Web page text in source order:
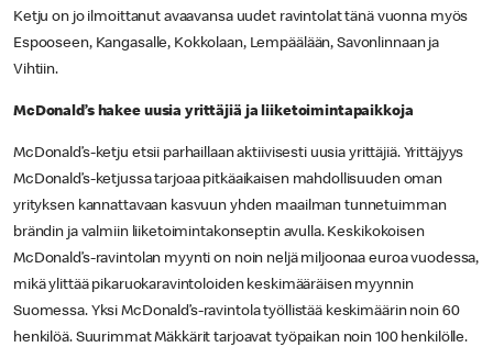
Ketju on jo ilmoittanut avaavansa uudet ravintolat tänä vuonna myös
Espooseen, Kangasalle, Kokkolaan, Lempäälään, Savonlinnaan ja
Vihtiin.
McDonald’s hakee uusia yrittäjiä ja liiketoimintapaikkoja
McDonald’s-ketju etsii parhaillaan aktiivisesti uusia yrittäjiä. Yrittäjyys
McDonald’s-ketjussa tarjoaa pitkäaikaisen mahdollisuuden oman
yrityksen kannattavaan kasvuun yhden maailman tunnetuimman
brändin ja valmiin liiketoimintakonseptin avulla. Keskikokoisen
McDonald’s-ravintolan myynti on noin neljä miljoonaa euroa vuodessa,
mikä ylittää pikaruokaravintoloiden keskimääräisen myynnin
Suomessa. Yksi McDonald’s-ravintola työllistää keskimäärin noin 60
henkilöä. Suurimmat Mäkkärit tarjoavat työpaikan noin 100 henkilölle.